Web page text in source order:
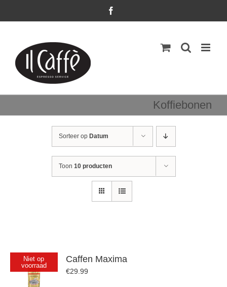
Koffiebonen
Sorteer op Datum
Toon 10 producten
Niet op
voorraad
Caffen Maxima
€29.99